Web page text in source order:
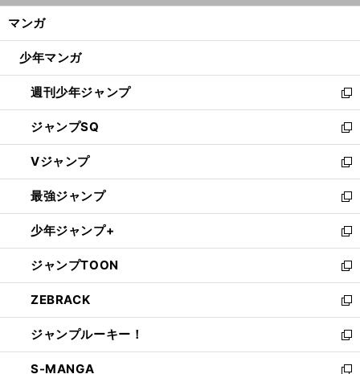
ン
ウ
開
く
マンガ
少年マンガ
週刊少年ジャンプ
新
し
い
ウ
ィ
ン
ド
ウ
で
開
く
ジャンプSQ
新
し
い
ウ
ィ
ン
ド
ウ
で
開
く
Vジャンプ
新
し
い
ウ
ィ
ン
ド
ウ
で
開
く
最強ジャンプ
新
し
い
ウ
ィ
ン
ド
ウ
で
開
く
少年ジャンプ+
新
し
い
ウ
ィ
ン
ド
ウ
で
ジャンプTOON
新
し
い
ウ
ィ
ン
ド
ZEBRACK
新
し
い
ウ
ィ
ジャンプルーキー！
新
し
S-MANGA